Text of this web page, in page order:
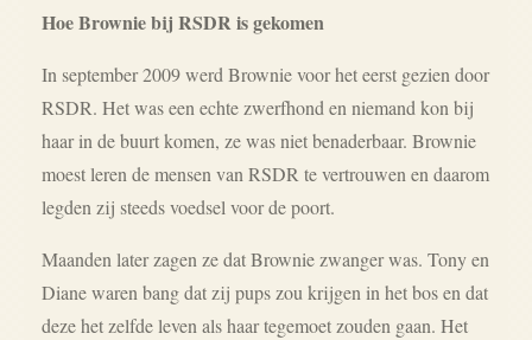
Hoe Brownie bij RSDR is gekomen
In september 2009 werd Brownie voor het eerst gezien door
RSDR. Het was een echte zwerfhond en niemand kon bij
haar in de buurt komen, ze was niet benaderbaar. Brownie
moest leren de mensen van RSDR te vertrouwen en daarom
legden zij steeds voedsel voor de poort.
Maanden later zagen ze dat Brownie zwanger was. Tony en
Diane waren bang dat zij pups zou krijgen in het bos en dat
deze het zelfde leven als haar tegemoet zouden gaan. Het